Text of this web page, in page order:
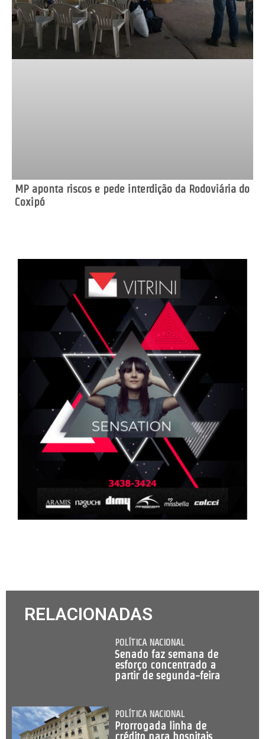
MP aponta riscos e pede interdição da Rodoviária do
Coxipó
RELACIONADAS
POLÍTICA NACIONAL
Senado faz semana de
esforço concentrado a
partir de segunda-feira
POLÍTICA NACIONAL
Prorrogada linha de
crédito para hospitais